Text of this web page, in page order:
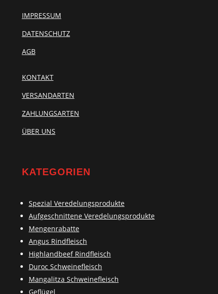
IMPRESSUM
DATENSCHUTZ
AGB
KONTAKT
VERSANDARTEN
ZAHLUNGSARTEN
ÜBER UNS
KATEGORIEN
Spezial Veredelungsprodukte
Aufgeschnittene Veredelungsprodukte
Mengenrabatte
Angus Rindfleisch
Highlandbeef Rindfleisch
Duroc Schweinefleisch
Mangalitza Schweinefleisch
Geflügel